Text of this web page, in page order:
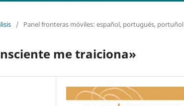
/ Panel fronteras móviles: español, portugués, portuñol
me traiciona»